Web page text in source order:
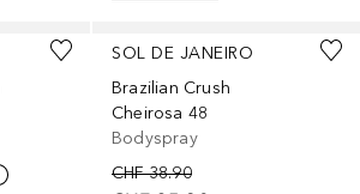
SOL DE JANEIRO
Brazilian Crush
Cheirosa 48
Bodyspray
CHF 38.90